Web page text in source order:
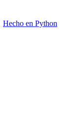
Hecho en Python